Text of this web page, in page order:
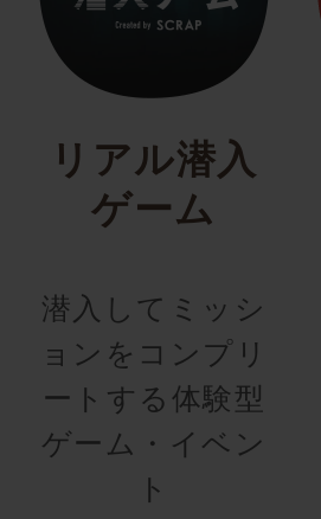
リアル潜入
ゲーム
潜入してミッシ
ョンをコンプリ
ートする体験型
ゲーム・イベン
ト